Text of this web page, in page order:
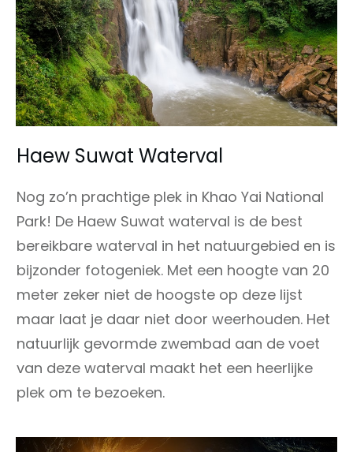
Haew Suwat Waterval
Nog zo’n prachtige plek in Khao Yai National
Park! De Haew Suwat waterval is de best
bereikbare waterval in het natuurgebied en is
bijzonder fotogeniek. Met een hoogte van 20
meter zeker niet de hoogste op deze lijst
maar laat je daar niet door weerhouden. Het
natuurlijk gevormde zwembad aan de voet
van deze waterval maakt het een heerlijke
plek om te bezoeken.